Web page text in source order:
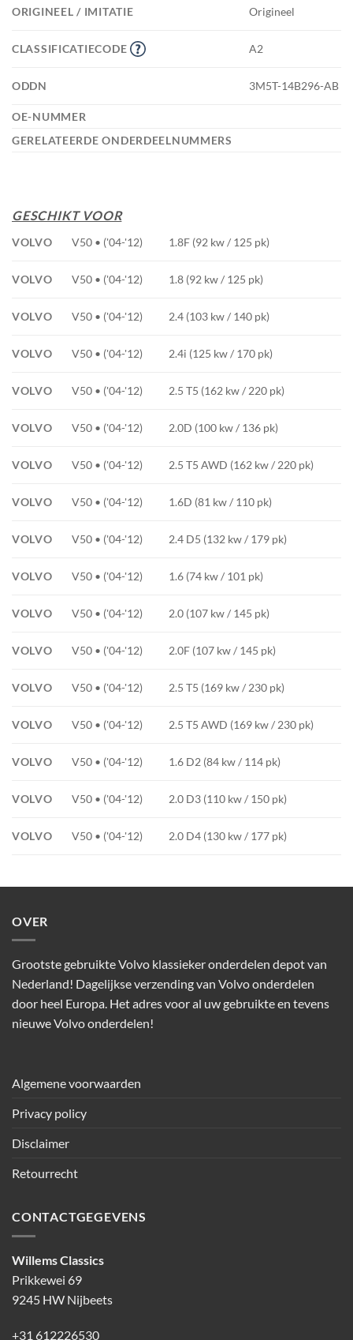
ORIGINEEL / IMITATIE Origineel
CLASSIFICATIECODE A2
ODDN 3M5T-14B296-AB
OE-NUMMER
GERELATEERDE ONDERDEELNUMMERS
GESCHIKT VOOR
VOLVO V50 • ('04-'12) 1.8F (92 kw / 125 pk)
VOLVO V50 • ('04-'12) 1.8 (92 kw / 125 pk)
VOLVO V50 • ('04-'12) 2.4 (103 kw / 140 pk)
VOLVO V50 • ('04-'12) 2.4i (125 kw / 170 pk)
VOLVO V50 • ('04-'12) 2.5 T5 (162 kw / 220 pk)
VOLVO V50 • ('04-'12) 2.0D (100 kw / 136 pk)
VOLVO V50 • ('04-'12) 2.5 T5 AWD (162 kw / 220 pk)
VOLVO V50 • ('04-'12) 1.6D (81 kw / 110 pk)
VOLVO V50 • ('04-'12) 2.4 D5 (132 kw / 179 pk)
VOLVO V50 • ('04-'12) 1.6 (74 kw / 101 pk)
VOLVO V50 • ('04-'12) 2.0 (107 kw / 145 pk)
VOLVO V50 • ('04-'12) 2.0F (107 kw / 145 pk)
VOLVO V50 • ('04-'12) 2.5 T5 (169 kw / 230 pk)
VOLVO V50 • ('04-'12) 2.5 T5 AWD (169 kw / 230 pk)
VOLVO V50 • ('04-'12) 1.6 D2 (84 kw / 114 pk)
VOLVO V50 • ('04-'12) 2.0 D3 (110 kw / 150 pk)
VOLVO V50 • ('04-'12) 2.0 D4 (130 kw / 177 pk)
OVER
Grootste gebruikte Volvo klassieker onderdelen depot van
Nederland! Dagelijkse verzending van Volvo onderdelen
door heel Europa. Het adres voor al uw gebruikte en tevens
nieuwe Volvo onderdelen!
Algemene voorwaarden
Privacy policy
Disclaimer
Retourrecht
CONTACTGEGEVENS
Willems Classics
Prikkewei 69
9245 HW Nijbeets
+31 612226530